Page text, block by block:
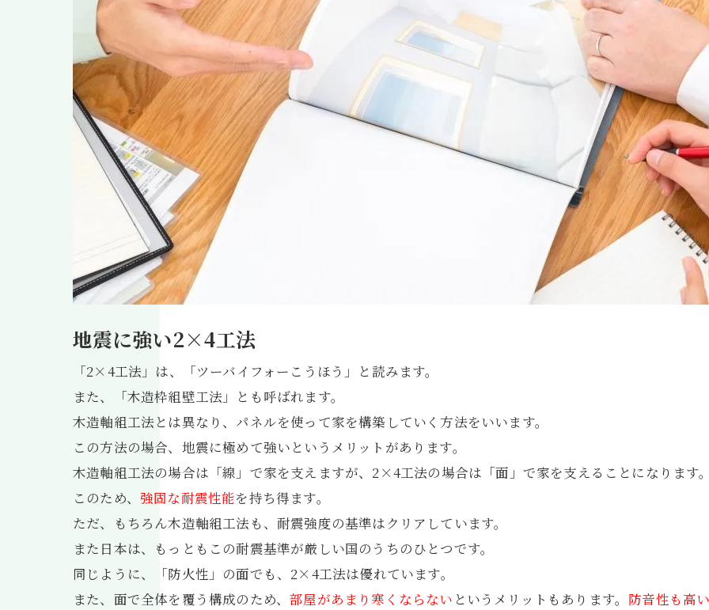
地震に強い2×4工法
「2×4工法」は、「ツーバイフォーこうほう」と読みます。
また、「木造枠組壁工法」とも呼ばれます。
木造軸組工法とは異なり、パネルを使って家を構築していく方法をいいます。
この方法の場合、地震に極めて強いというメリットがあります。
木造軸組工法の場合は「線」で家を支えますが、2×4工法の場合は「面」で家を支えることになります
このため、 強固な耐震性能を持ち得ます。
ただ、もちろん木造軸組工法も、耐震強度の基準はクリアしています。
また日本は、もっともこの耐震基準が厳しい国のうちのひとつです。
同じように、「防火性」の面でも、2×4工法は優れています。
また、面で全体を覆う構成のため、部屋があまり寒くならない というメリットもあります。 防音性も高